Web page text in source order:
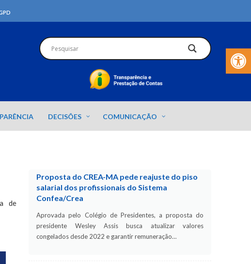
Barra de
DECISÕES COMUNICAÇÃO
de
Proposta do CREA-MA pede reajuste do piso
salarial dos profissionais do Sistema
Confea/Crea
Aprovada pelo Colégio de Presidentes, a proposta do
presidente Wesley Assis busca atualizar valores
congelados desde 2022 e garantir remuneração…